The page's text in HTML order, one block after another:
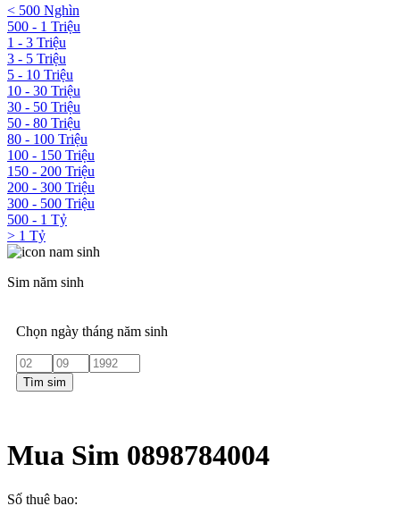
< 500 Nghìn
500 - 1 Triệu
1 - 3 Triệu
3 - 5 Triệu
5 - 10 Triệu
10 - 30 Triệu
30 - 50 Triệu
50 - 80 Triệu
80 - 100 Triệu
100 - 150 Triệu
150 - 200 Triệu
200 - 300 Triệu
300 - 500 Triệu
500 - 1 Tỷ
> 1 Tỷ
Sim năm sinh
Chọn ngày tháng năm sinh
Tìm sim
Mua Sim 0898784004
Số thuê bao: